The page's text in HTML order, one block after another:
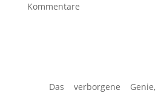
Kommentare
Das verborgene